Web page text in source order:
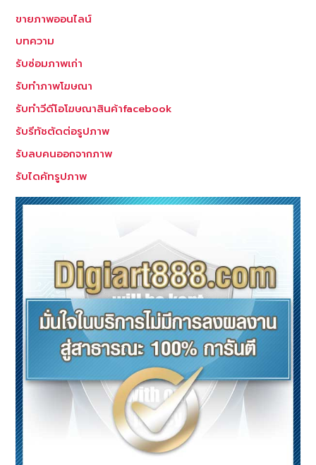
ขายภาพออนไลน์
บทความ
รับซ่อมภาพเก่า
รับทำภาพโฆษณา
รับทำวีดีโอโฆษณาสินค้าfacebook
รับรีทัชตัดต่อรูปภาพ
รับลบคนออกจากภาพ
รับไดคัทรูปภาพ